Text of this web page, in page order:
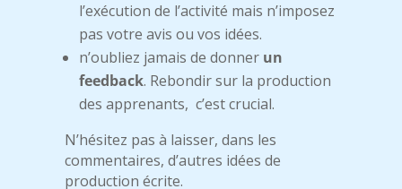
l’exécution de l’activité mais n’imposez
pas votre avis ou vos idées.
n’oubliez jamais de donner un
feedback. Rebondir sur la production
des apprenants, c’est crucial.
N’hésitez pas à laisser, dans les
commentaires, d’autres idées de
production écrite.